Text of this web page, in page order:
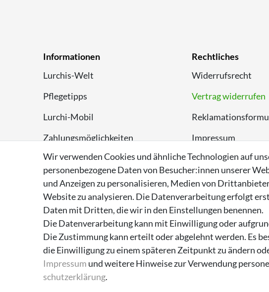
Informationen
Lurchis-Welt
Pflegetipps
Lurchi-Mobil
Zahlungsmöglichkeiten
Versand
Rückversand
Entsorgungshinweise
Über Supremo Shoes
Rechtliches
Widerrufsrecht
Vertrag widerrufen
Impressum
Wir verwenden Cookies und ähnliche Technologien auf
personenbezogene Daten von Besucher:innen unserer
und Anzeigen zu personalisieren, Medien von
Website zu analysieren. Die Datenverarbeitung erfolgt
Daten mit Dritten, die wir in den Einstellungen benennen.
Die Datenverarbeitung kann mit Einwilligung oder
Die Zustimmung kann erteilt oder abgelehnt werden. Es
die Einwilligung zu einem späteren Zeitpunkt zu ändern
Impressum und weitere Hinweise zur Verwendung
schutz­erklärung.